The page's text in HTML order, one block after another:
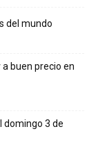
del mundo
buen precio en
domingo 3 de